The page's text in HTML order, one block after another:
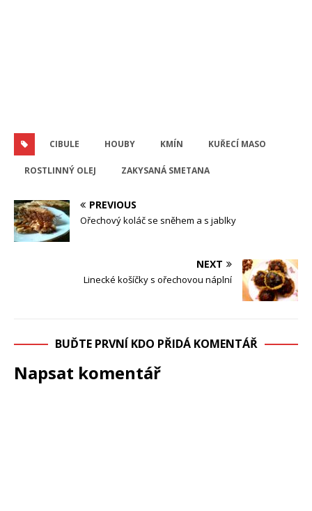
CIBULE HOUBY KMÍN KUŘECÍ MASO
ROSTLINNÝ OLEJ ZAKYSANÁ SMETANA
PREVIOUS
Ořechový koláč se sněhem a s jablky
NEXT
Linecké košíčky s ořechovou náplní
BUĎTE PRVNÍ KDO PŘIDÁ KOMENTÁŘ
Napsat komentář